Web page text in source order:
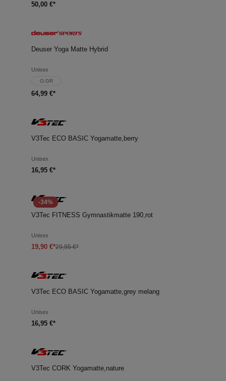
50,00 €*
Deuser Yoga Matte Hybrid
Unisex
O.GR
64,99 €*
V3Tec ECO BASIC Yogamatte,berry
Unisex
16,95 €*
-34%
V3Tec FITNESS Gymnastikmatte 190,rot
Unisex
19,90 €*29,95 €*
V3Tec ECO BASIC Yogamatte,grey melang
Unisex
16,95 €*
V3Tec CORK Yogamatte,nature